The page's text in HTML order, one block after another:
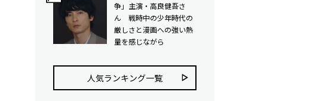
争」主演・高良健吾さ
ん 戦時中の少年時代の
厳しさと漫画への強い熱
量を感じながら
人気ランキング⼀覧